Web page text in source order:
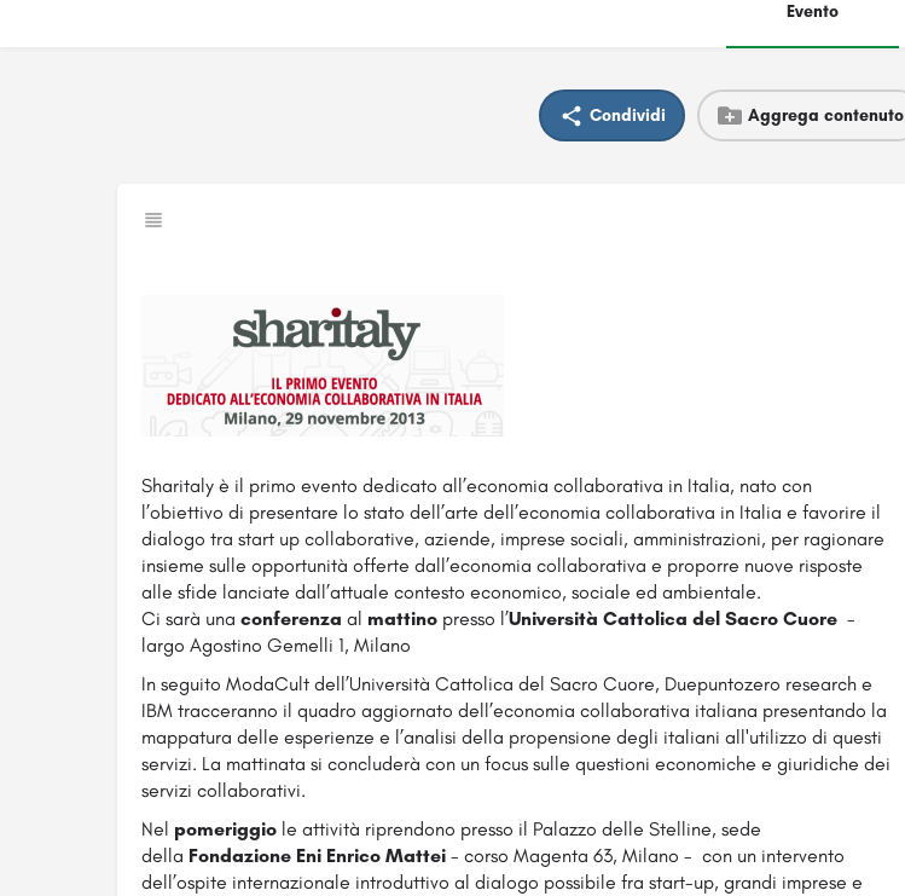
Evento
Condividi Aggrega contenuto
Sharitaly è il primo evento dedicato all’economia collaborativa in Italia, nato con
l’obiettivo di presentare lo stato dell’arte dell’economia collaborativa in Italia e favorire il
dialogo tra start up collaborative, aziende, imprese sociali, amministrazioni, per ragionare
insieme sulle opportunità offerte dall’economia collaborativa e proporre nuove risposte
alle sfide lanciate dall’attuale contesto economico, sociale ed ambientale.
Ci sarà una conferenza al mattino presso l’Università Cattolica del Sacro Cuore -
largo Agostino Gemelli 1, Milano
In seguito ModaCult dell’Università Cattolica del Sacro Cuore, Duepuntozero research e
IBM tracceranno il quadro aggiornato dell’economia collaborativa italiana presentando la
mappatura delle esperienze e l’analisi della propensione degli italiani all'utilizzo di questi
servizi. La mattinata si concluderà con un focus sulle questioni economiche e giuridiche dei
servizi collaborativi.
Nel pomeriggio le attività riprendono presso il Palazzo delle Stelline, sede
della Fondazione Eni Enrico Mattei - corso Magenta 63, Milano - con un intervento
dell’ospite internazionale introduttivo al dialogo possibile fra start-up, grandi imprese e